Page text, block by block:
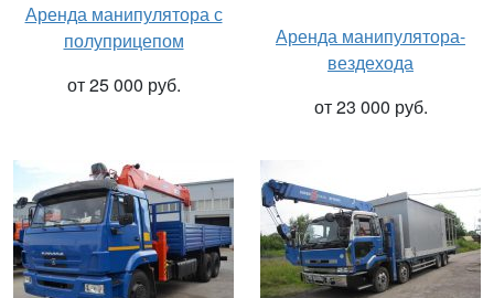
Аренда манипулятора с
полуприцепом
от 25 000 руб.
Аренда манипулятора-
вездехода
от 23 000 руб.